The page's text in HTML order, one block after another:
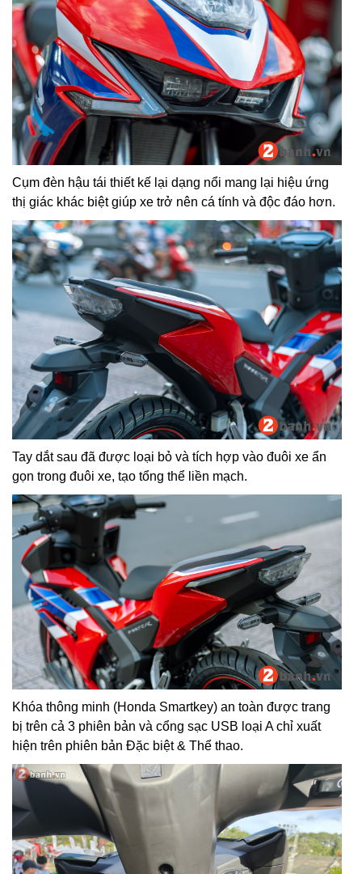
Cụm đèn hậu tái thiết kế lại dạng nổi mang lại hiệu ứng
thị giác khác biệt giúp xe trở nên cá tính và độc đáo hơn.
Tay dắt sau đã được loại bỏ và tích hợp vào đuôi xe ẩn
gọn trong đuôi xe, tạo tổng thể liền mạch.
Khóa thông minh (Honda Smartkey) an toàn được trang
bị trên cả 3 phiên bản và cổng sạc USB loại A chỉ xuất
hiện trên phiên bản Đặc biệt & Thể thao.